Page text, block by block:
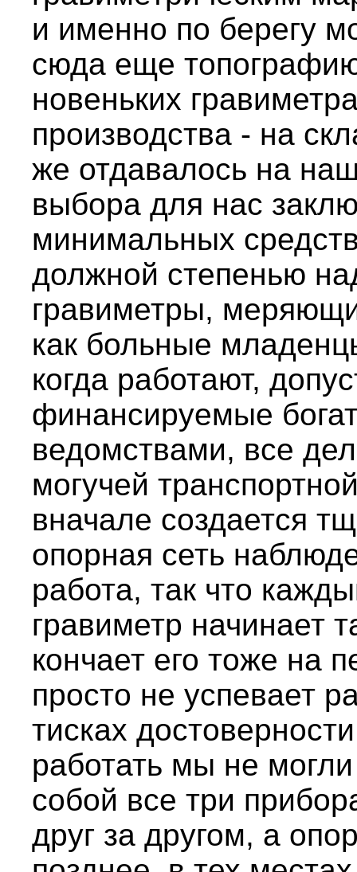
и именно по берегу
сюда еще
новеньких
производства - на
же отдавалось на
выбора для нас
минимальных
должной степенью
гравиметры,
как больные
когда работают,
финансируемые
ведомствами, все
могучей
вначале создается
опорная сеть
работа, так что
гравиметр начинает
кончает его тоже на
просто не успевает
тисках
работать мы не
собой все три
друг за другом, а